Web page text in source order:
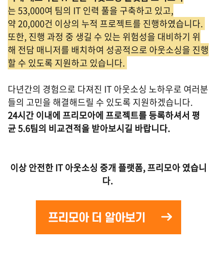
는 53,000여 팀의 IT 인력 풀을 구축하고 있고,
약 20,000건 이상의 누적 프로젝트를 진행하였습니다.
또한, 진행 과정 중 생길 수 있는 위험성을 대비하기 위
해 전담 매니저를 배치하여 성공적으로 아웃소싱을 진행
할 수 있도록 지원하고 있습니다.
다년간의 경험으로 다져진 IT 아웃소싱 노하우로 여러분
들의 고민을 해결해드릴 수 있도록 지원하겠습니다.
24시간 이내에 프리모아에 프로젝트를 등록하셔서 평
균 5.6팀의 비교견적을 받아보시길 바랍니다.
이상 안전한 IT 아웃소싱 중개 플랫폼, 프리모아 였습니
다.